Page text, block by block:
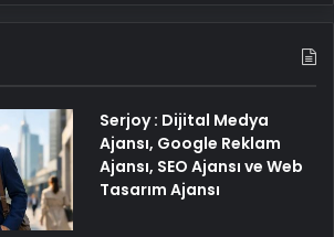
Serjoy : Dijital Medya
Ajansı, Google Reklam
Ajansı, SEO Ajansı ve Web
Tasarım Ajansı